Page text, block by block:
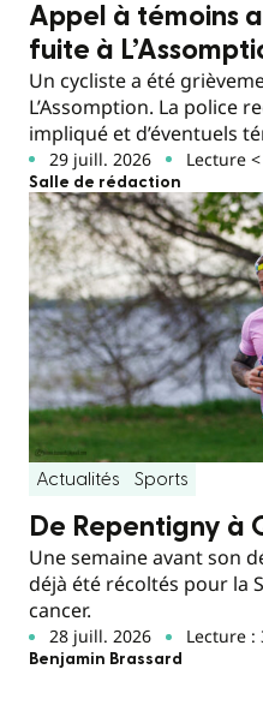
Appel à témoins
fuite à
Un cycliste a été
L’Assomption. La police
impliqué et d’éventuels
29 juill. 2026 Lecture
Salle de rédaction
Actualités Sports
De Repentigny à
Une semaine avant son
déjà été récoltés pour la
cancer.
28 juill. 2026 Lecture :
Benjamin Brassard